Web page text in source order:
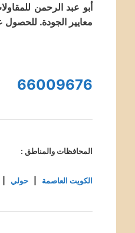
أبو عبد الرحمن
معايير الجودة.
66009676
المحافظات والمناطق :
الكويت العاصمة حولي